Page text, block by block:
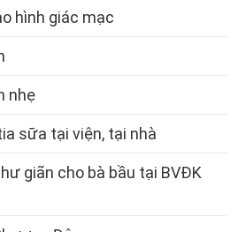
hình giác mạc
nhẹ
sữa tại viện, tại nhà
giãn cho bà bầu tại BVĐK